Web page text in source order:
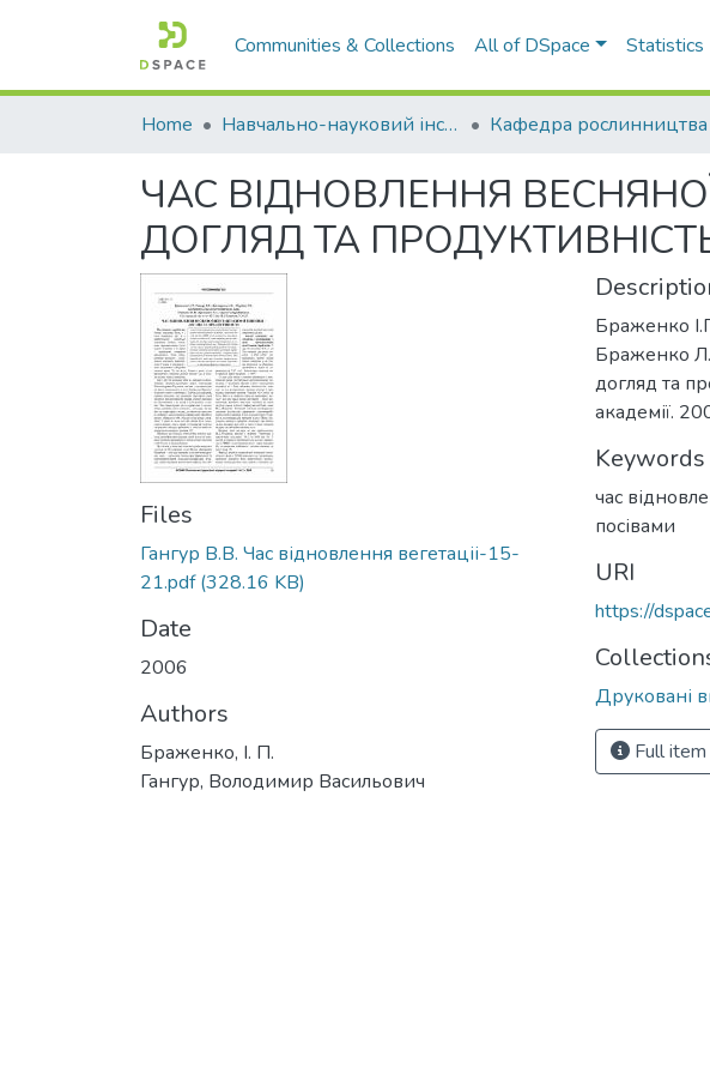
Communities & Collections All of DSpace Statistics
Home Навчально-науковий інститут агротехнологій, селекції та екології Кафедра рослинництва
ЧАС ВІДНОВЛЕННЯ
ДОГЛЯД ТА
Files
Гангур В.В. Час відновлення вегетаціі-15-
21.pdf(328.16 KB)
Date
2006
Authors
Браженко, І. П.
Гангур, Володимир Васильович
Браженко
Браженко
догляд та
академії.
Keywords
час
посівами
URI
https://
Друковані
Full